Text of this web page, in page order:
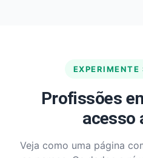
EXPERIMENTE
Profissões
acesso
Veja como uma página